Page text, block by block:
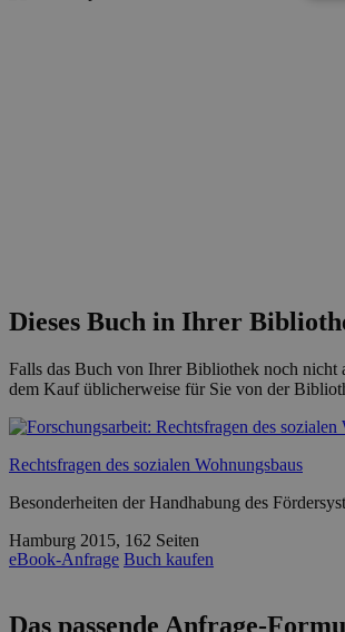
Dieses Buch in Ihrer
Falls das Buch von Ihrer Bibliothek noch nicht
dem Kauf üblicherweise für Sie von der
Rechtsfragen des sozialen Wohnungsbaus
Besonderheiten der Handhabung des
Hamburg 2015, 162 Seiten
eBook-Anfrage Buch kaufen
Das passende Anfrage-